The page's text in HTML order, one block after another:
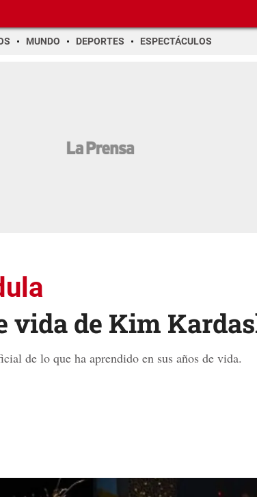
MUNDO DEPORTES ESPECTÁCULOS
vida de Kim
de lo que ha aprendido en sus años de vida.